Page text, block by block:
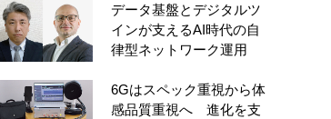
データ基盤とデジタルツ
インが支えるAI時代の自
律型ネットワーク運用
6Gはスペック重視から体
感品質重視へ 進化を支